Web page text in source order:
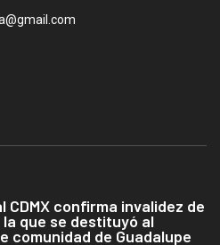
CDMX confirma invalidez de
la que se destituyó al
comunidad de Guadalupe